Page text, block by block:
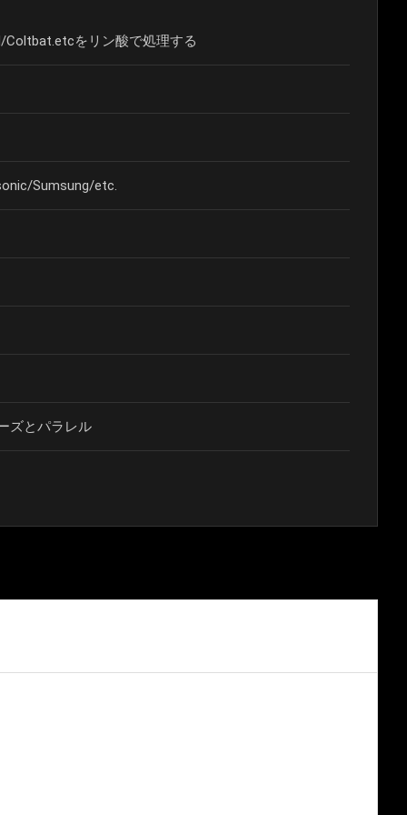
Coltbat.etcをリン酸で処理する
Sumsung/etc.
ズとパラレル